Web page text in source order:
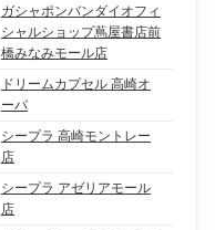
ガシャポンバンダイオフィ
シャルショップ蔦屋書店前
橋みなみモール店
ドリームカプセル 高崎オ
ーパ
シープラ 高崎モントレー
店
シープラ アゼリアモール
店